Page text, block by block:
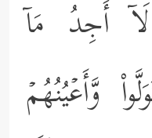
أَجِدُ مَاۤ
وَّأَعۡیُنُهُمۡ